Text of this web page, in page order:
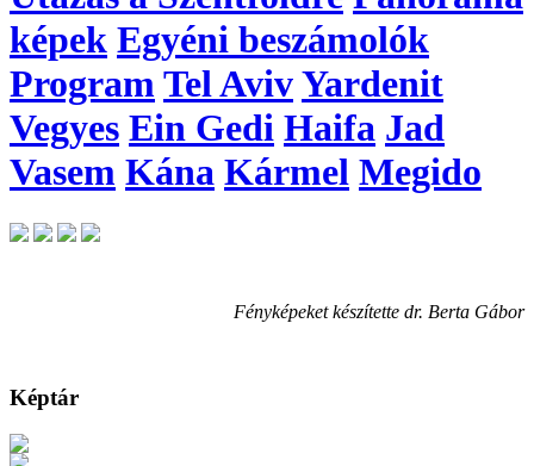
képek Egyéni beszámolók
Program Tel AvivYardenit
Vegyes Ein Gedi Haifa Jad
Vasem Kána Kármel Megido
Fényképeket készítette dr. Berta Gábor
Képtár